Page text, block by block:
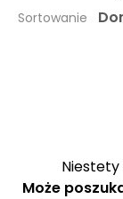
Sortowanie
Niestety
Może